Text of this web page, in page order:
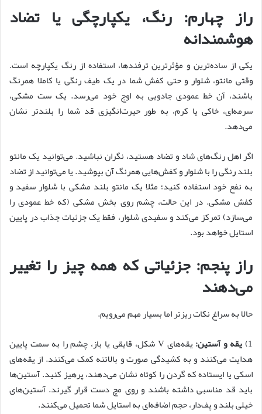
راز چهارم: رنگ، یکپارچگی یا تضاد
هوشمندانه
یکی از ساده‌ترین و مؤثرترین ترفندها، استفاده از رنگ یکپارچه است.
وقتی مانتو، شلوار و حتی کفش شما در یک طیف رنگی یا کاملا همرنگ
باشند، آن خط عمودی جادویی به اوج خود می‌رسد. یک ست مشکی،
سرمه‌ای، خاکی یا کرم، به طور حیرت‌انگیزی قد شما را بلندتر نشان
می‌دهد.
اگر اهل رنگ‌های شاد و تضاد هستید، نگران نباشید. می‌توانید یک مانتو
بلند رنگی را با شلوار و کفش‌هایی همرنگ آن بپوشید. یا می‌توانید از تضاد
به نفع خود استفاده کنید؛ مثلا یک مانتو بلند مشکی با شلوار سفید و
کفش مشکی. در این حالت، چشم روی بخش مشکی (که خط عمودی را
می‌سازد) تمرکز می‌کند و سفیدی شلوار، فقط یک جزئیات جذاب در پایین
استایل خواهد بود.
راز پنجم: جزئیاتی که همه چیز را تغییر
می‌دهند
حالا به سراغ نکات ریزتر اما بسیار مهم می‌رویم.
1) یقه و آستین:
یقه‌های V شکل، قایقی یا باز، چشم را به سمت پایین
هدایت می‌کنند و به کشیدگی صورت و بالاتنه کمک می‌کنند. از یقه‌های
اسکی یا ایستاده که گردن را کوتاه نشان می‌دهند، پرهیز کنید. آستین‌ها
باید قد مناسبی داشته باشند و روی مچ دست قرار گیرند. آستین‌های
خیلی بلند و پف‌دار، حجم اضافه‌ای به استایل شما تحمیل می‌کنند.